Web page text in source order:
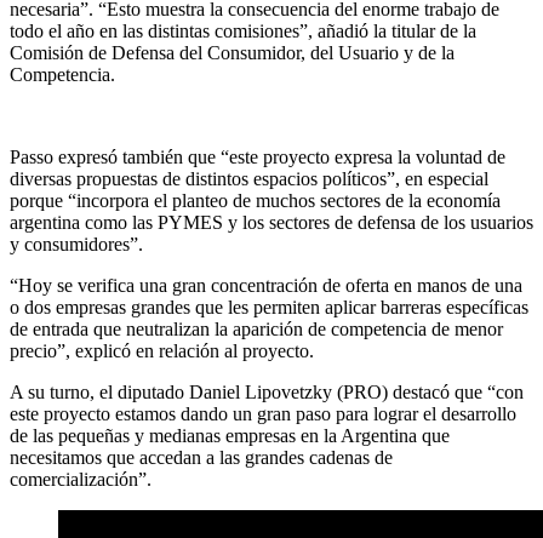
necesaria”. “Esto muestra la consecuencia del enorme trabajo de
todo el año en las distintas comisiones”, añadió la titular de la
Comisión de Defensa del Consumidor, del Usuario y de la
Competencia.
Passo expresó también que “este proyecto expresa la voluntad de
diversas propuestas de distintos espacios políticos”, en especial
porque “incorpora el planteo de muchos sectores de la economía
argentina como las PYMES y los sectores de defensa de los usuarios
y consumidores”.
“Hoy se verifica una gran concentración de oferta en manos de una
o dos empresas grandes que les permiten aplicar barreras específicas
de entrada que neutralizan la aparición de competencia de menor
precio”, explicó en relación al proyecto.
A su turno, el diputado Daniel Lipovetzky (PRO) destacó que “con
este proyecto estamos dando un gran paso para lograr el desarrollo
de las pequeñas y medianas empresas en la Argentina que
necesitamos que accedan a las grandes cadenas de
comercialización”.